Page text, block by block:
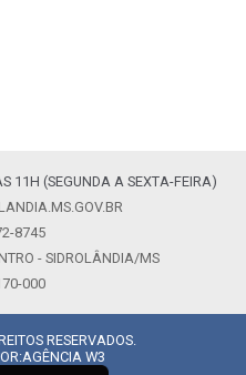
11H (SEGUNDA A SEXTA-FEIRA)
8745
- SIDROLÂNDIA/MS
000
RESERVADOS.
AGÊNCIA W3